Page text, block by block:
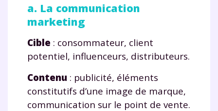
a. La communication
marketing
Cible : consommateur, client
potentiel, influenceurs, distributeurs.
Contenu : publicité, éléments
constitutifs d’une image de marque,
communication sur le point de vente.